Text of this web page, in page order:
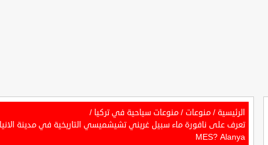
الرئيسية / منوعات / منوعات سياحية في تركيا /
MES? Alanya